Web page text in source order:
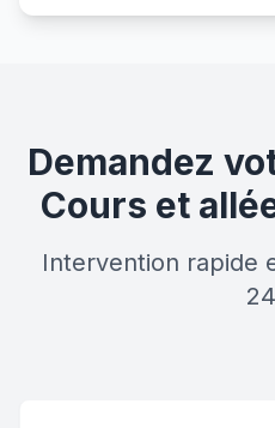
Demandez
Cours et
Intervention rapide